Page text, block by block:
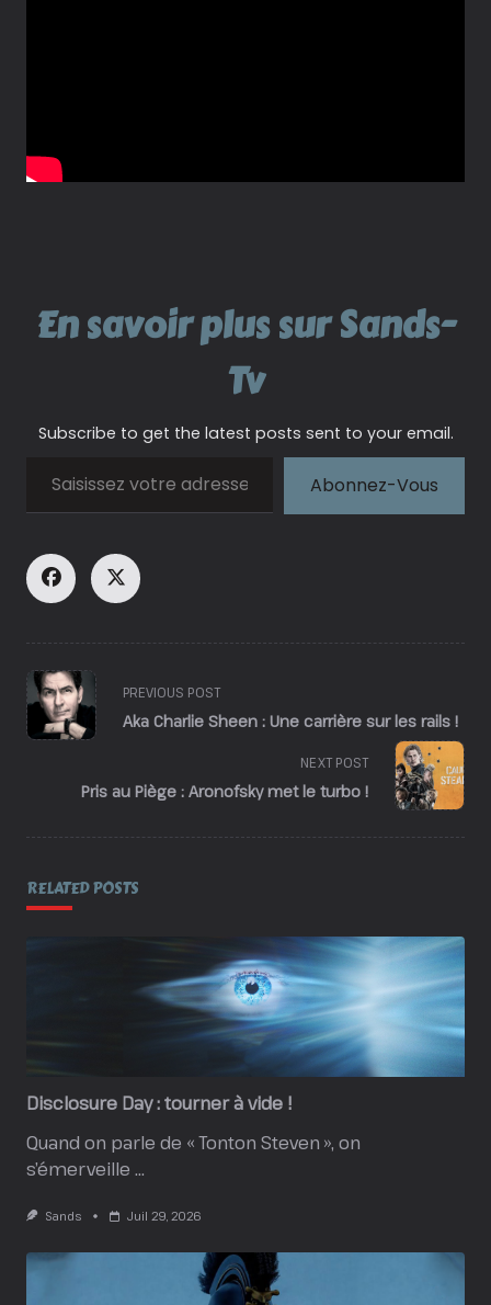
En savoir plus sur Sands-
Tv
Subscribe to get the latest posts sent to your email.
Abonnez-Vous
<span
class="nav-
subtitle
reader-
PREVIOUS POST
Aka Charlie Sheen : Une carrière sur les rails !
NEXT POST
Pris au Piège : Aronofsky met le turbo !
RELATED POSTS
Disclosure Day : tourner à vide !
Quand on parle de « Tonton Steven », on
s’émerveille ...
Sands Juil 29, 2026